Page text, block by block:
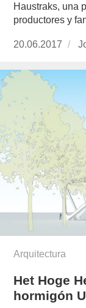
Haustraks, una
productores y
Publicado
20.06.2017
Arquitectura
Het Hoge
hormigón